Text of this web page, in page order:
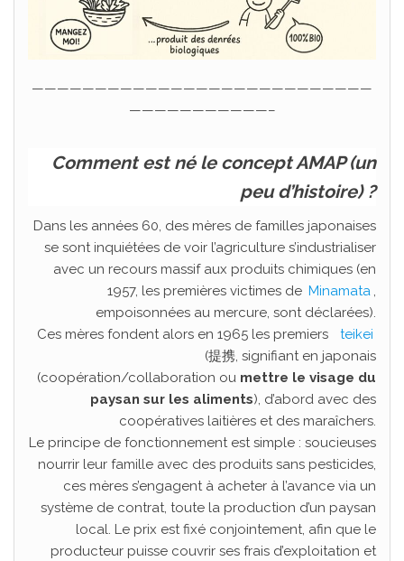
———————————————————————————
———————————–
Comment est né le concept AMAP (un
peu d’histoire) ?
Dans les années 60, des mères de familles japonaises
se sont inquiétées de voir l’agriculture s’industrialiser
avec un recours massif aux produits chimiques (en
1957, les premières victimes de Minamata ,
empoisonnées au mercure, sont déclarées).
Ces mères fondent alors en 1965 les premiers
teikei
(提携, signifiant en japonais
(coopération/collaboration ou mettre le visage du
paysan sur les aliments), d’abord avec des
coopératives laitières et des maraîchers.
Le principe de fonctionnement est simple : soucieuses
nourrir leur famille avec des produits sans pesticides,
ces mères s’engagent à acheter à l’avance via un
système de contrat, toute la production d’un paysan
local. Le prix est fixé conjointement, afin que le
producteur puisse couvrir ses frais d’exploitation et